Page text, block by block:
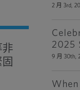
非
2 月 3rd,
2025
9 月 30th,
When